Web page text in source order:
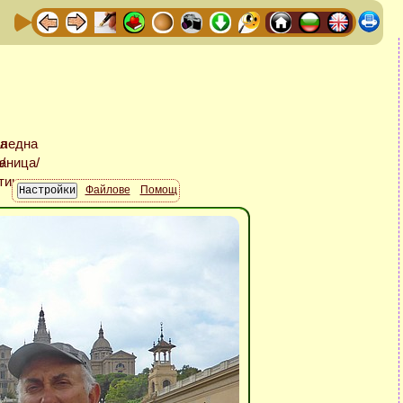
Файлове Помощ